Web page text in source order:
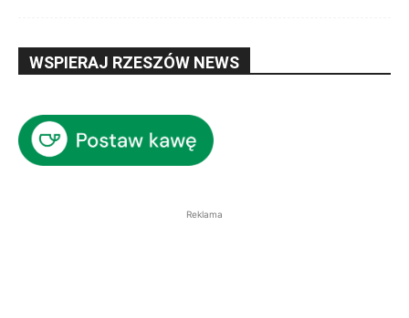
WSPIERAJ RZESZÓW NEWS
Reklama